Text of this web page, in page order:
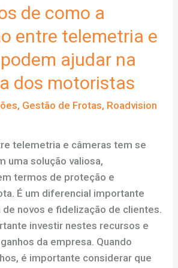
de como a
entre telemetria e
ajudar na
dos motoristas
, Gestão de Frotas, Roadvision
telemetria e câmeras tem se
uma solução valiosa,
termos de proteção e
É um diferencial importante
de novos e fidelização de clientes.
investir nestes recursos e
da empresa. Quando
é importante considerar que